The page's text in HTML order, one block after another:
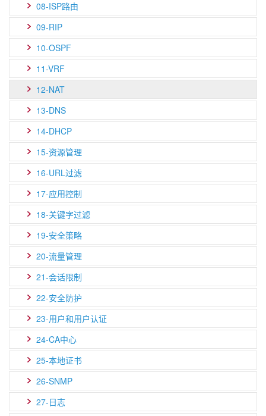
08-ISP路由
09-RIP
10-OSPF
11-VRF
12-NAT
13-DNS
14-DHCP
15-资源管理
16-URL过滤
17-应用控制
18-关键字过滤
19-安全策略
20-流量管理
21-会话限制
22-安全防护
23-用户和用户认证
24-CA中心
25-本地证书
26-SNMP
27-日志